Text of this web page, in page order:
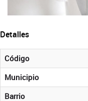
Detalles
Código
Municipio
Barrio